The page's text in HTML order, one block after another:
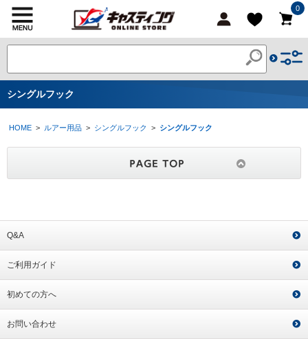
0
シングルフック
HOME > ルアー用品 > シングルフック > シングルフック
Q&A
ご利用ガイド
初めての方へ
お問い合わせ